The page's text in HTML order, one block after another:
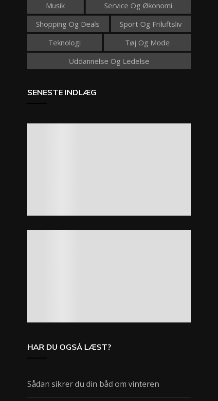
Musik
Service Og Økonomi
Shopping Og Deals
Sport Og Friluftsliv
Teknologi
Tøj Og Mode
Uddannelse Og Ledelse
SENESTE INDLÆG
HAR DU OGSÅ LÆST?
Sådan sikrer du din båd om vinteren